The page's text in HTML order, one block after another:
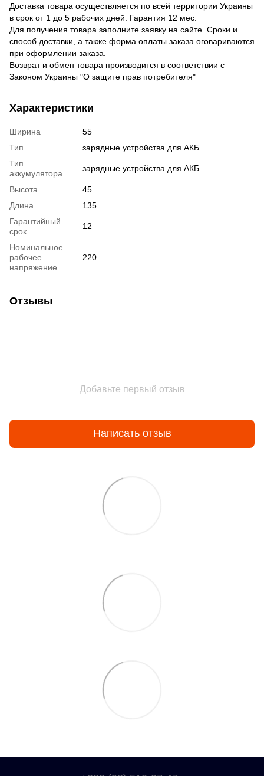
Доставка товара осуществляется по всей территории Украины
в срок от 1 до 5 рабочих дней. Гарантия 12 мес.
Для получения товара заполните заявку на сайте. Сроки и
способ доставки, а также форма оплаты заказа оговариваются
при оформлении заказа.
Возврат и обмен товара производится в соответствии с
Законом Украины "О защите прав потребителя"
Характеристики
Ширина
55
Тип
зарядные устройства для АКБ
Тип
аккумулятора
зарядные устройства для АКБ
Высота
45
Длина
135
Гарантийный
срок
12
Номинальное
рабочее
напряжение
220
Отзывы
Добавьте первый отзыв
Написать отзыв